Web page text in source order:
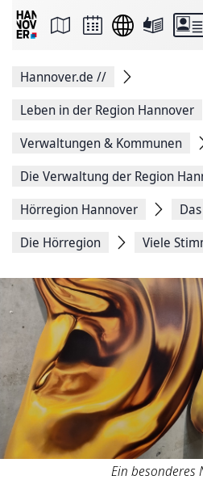
Seite
Facebook
teilen
Seitenlink
Seite
Hannover.de //
Leben in der Region Hannover
Verwaltungen & Kommunen
Die Verwaltung der Region
Hörregion Hannover
Die Hörregion
Viele
Ein besonderes